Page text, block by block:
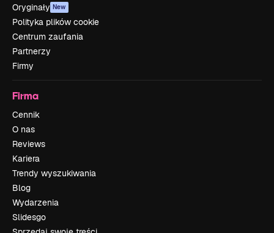
Oryginały New
Polityka plików cookie
Centrum zaufania
Partnerzy
Firmy
Firma
Cennik
O nas
Reviews
Kariera
Trendy wyszukiwania
Blog
Wydarzenia
Slidesgo